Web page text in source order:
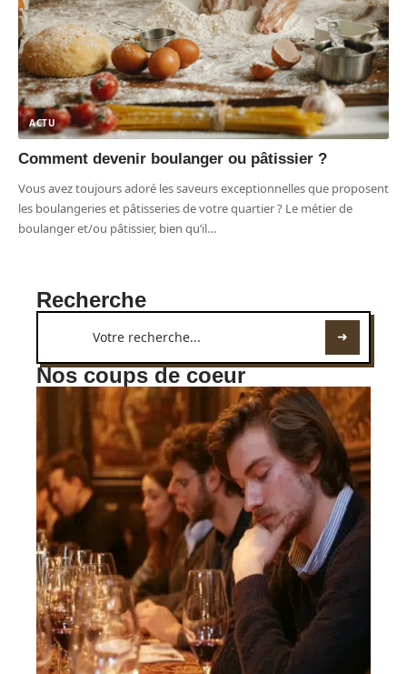
ACTU
Comment devenir boulanger ou pâtissier ?
Vous avez toujours adoré les saveurs exceptionnelles que proposent
les boulangeries et pâtisseries de votre quartier ? Le métier de
boulanger et/ou pâtissier, bien qu’il…
Recherche
Nos coups de coeur